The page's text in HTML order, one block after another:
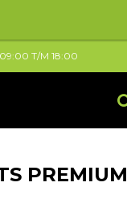
09:00 T/M 18:00
PREMIUM